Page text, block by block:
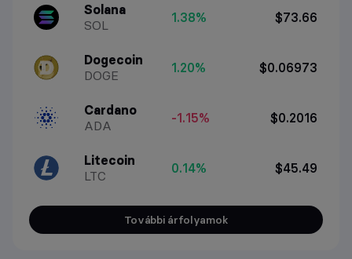
Solana
SOL
1.38% $73.66
Dogecoin
DOGE
1.20% $0.06973
Cardano
ADA
-1.15% $0.2016
Litecoin
LTC
0.14% $45.49
További árfolyamok